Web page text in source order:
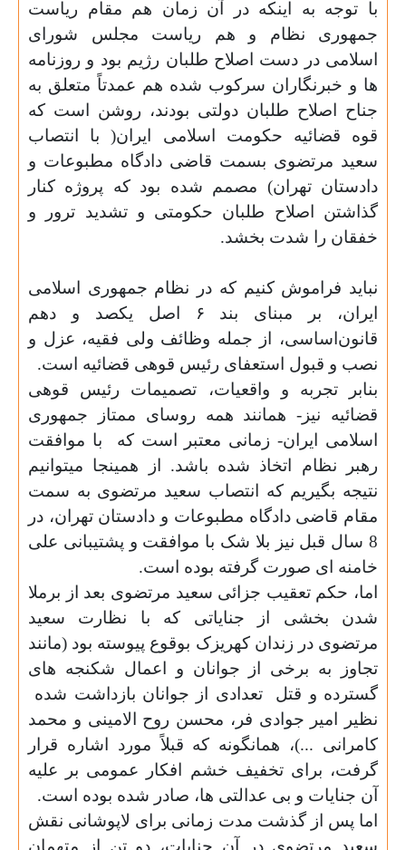
با توجه به اینکه در آن زمان هم مقام ریاست
جمهوری نظام و هم ریاست مجلس شورای
اسلامی در دست اصلاح طلبان رژیم بود و روزنامه
ها و خبرنگاران سرکوب شده هم عمدتاً متعلق به
جناح اصلاح طلبان دولتی بودند، روشن است که
قوه قضائیه حکومت اسلامی ایران( با انتصاب
سعید مرتضوی بسمت قاضی دادگاه مطبوعات و
دادستان تهران) مصمم شده بود که پروژه کنار
گذاشتن اصلاح طلبان حکومتی و تشدید ترور و
خفقان را شدت بخشد.
نباید فراموش کنیم که در نظام جمهوری اسلامی
ایران، بر مبنای بند ۶ اصل یکصد و دهم
قانون‌اساسی، از جمله وظائف ولی فقیه، عزل ‌و
نصب و قبول استعفای رئیس قوه‏‏ی‌ قضائیه است.
بنابر تجربه و واقعیات، تصمیمات رئیس قوه‏‏ی‌
قضائیه نیز- همانند همه روسای ممتاز جمهوری
اسلامی ایران- زمانی معتبر است که
با موافقت
رهبر نظام اتخاذ شده باشد. از همینجا میتوانیم
نتیجه بگیریم که انتصاب سعید مرتضوی به سمت
مقام قاضی دادگاه مطبوعات و دادستان تهران، در
8 سال قبل
نیز بلا شک با موافقت و پشتیبانی علی
خامنه ای صورت گرفته بوده است.
اما، حکم تعقیب جزائی سعید مرتضوی بعد از برملا
شدن بخشی از جنایاتی که با نظارت سعید
مرتضوی در زندان کهریزک بوقوع پیوسته بود (مانند
تجاوز به برخی از جوانان و اعمال شکنجه های
گسترده و قتل
تعدادی از جوانان بازداشت شده
نظیر امیر جوادی فر، محسن روح الامینی و محمد
کامرانی ...)، همانگونه که قبلاً مورد اشاره قرار
گرفت، برای تخفیف خشم افکار عمومی بر علیه
آن جنایات و بی عدالتی ها، صادر شده بوده است.
اما پس از گذشت مدت زمانی برای لاپوشانی نقش
سعید مرتضوی در آن جنایات، دو تن از متهمان